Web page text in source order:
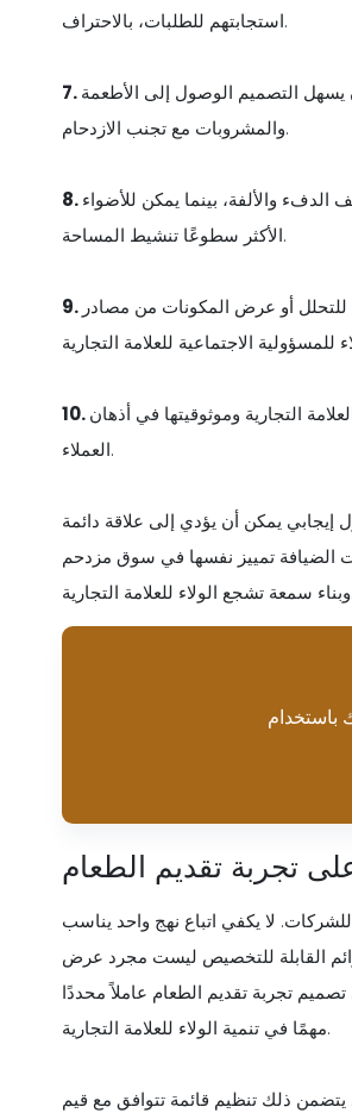
استجابتهم للطلبات، بالاحتراف.
التصميم الوصول إلى الأطعمة
والمشروبات مع تجنب الازدحام.
والألفة، بينما يمكن للأضواء
الأكثر سطوعًا تنشيط المساحة.
للتحلل أو عرض المكونات من مصادر
التجارية وموثوقيتها في أذهان
العملاء.
إيجابي يمكن أن يؤدي إلى علاقة دائمة
الضيافة تمييز نفسها في سوق مزدحم
تجربة تقديم الطعام
لا يكفي اتباع نهج واحد يناسب
القابلة للتخصيص ليست مجرد عرض
تصميم تجربة تقديم الطعام عاملاً محددًا
مهمًا في تنمية الولاء للعلامة التجارية.
يتضمن ذلك تنظيم قائمة تتوافق مع قيم